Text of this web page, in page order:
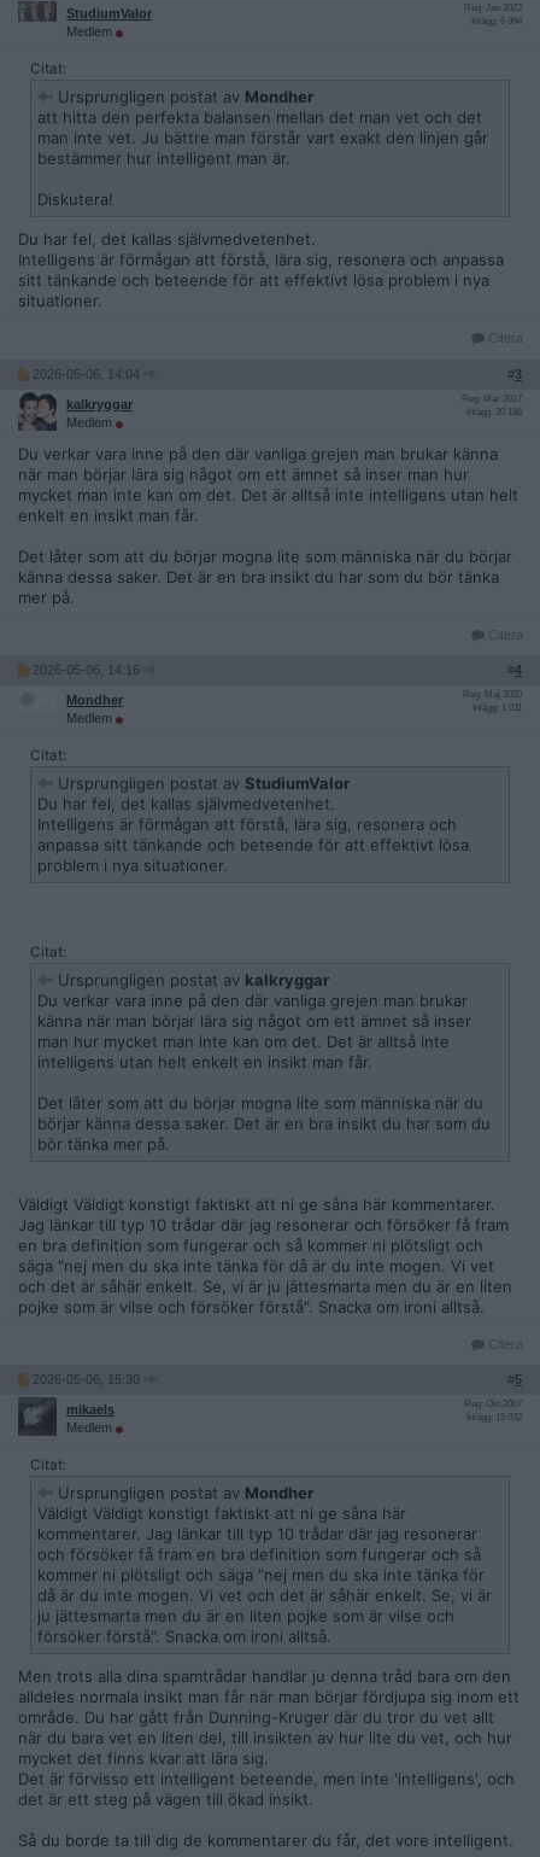
StudiumValor
Medlem
Reg: Jan 2022
Inlägg: 6 994
Citat:
Ursprungligen postat av Mondher
att hitta den perfekta balansen mellan det man vet och det
man inte vet. Ju bättre man förstår vart exakt den linjen går
bestämmer hur intelligent man är.
Diskutera!
Du har fel, det kallas självmedvetenhet.
Intelligens är förmågan att förstå, lära sig, resonera och anpassa
sitt tänkande och beteende för att effektivt lösa problem i nya
situationer.
Citera
2026-05-06, 14:04 #3
kalkryggar
Medlem
Reg: Mar 2017
Inlägg: 20 186
Du verkar vara inne på den där vanliga grejen man brukar känna
när man börjar lära sig något om ett ämnet så inser man hur
mycket man inte kan om det. Det är alltså inte intelligens utan helt
enkelt en insikt man får.
Det låter som att du börjar mogna lite som människa när du börjar
känna dessa saker. Det är en bra insikt du har som du bör tänka
mer på.
Citera
2026-05-06, 14:16 #4
Mondher
Medlem
Reg: Maj 2020
Inlägg: 1 011
Citat:
Ursprungligen postat av StudiumValor
Du har fel, det kallas självmedvetenhet.
Intelligens är förmågan att förstå, lära sig, resonera och
anpassa sitt tänkande och beteende för att effektivt lösa
problem i nya situationer.
Citat:
Ursprungligen postat av kalkryggar
Du verkar vara inne på den där vanliga grejen man brukar
känna när man börjar lära sig något om ett ämnet så inser
man hur mycket man inte kan om det. Det är alltså inte
intelligens utan helt enkelt en insikt man får.
Det låter som att du börjar mogna lite som människa när du
börjar känna dessa saker. Det är en bra insikt du har som du
bör tänka mer på.
Väldigt Väldigt konstigt faktiskt att ni ge såna här kommentarer.
Jag länkar till typ 10 trådar där jag resonerar och försöker få fram
en bra definition som fungerar och så kommer ni plötsligt och
säga "nej men du ska inte tänka för då är du inte mogen. Vi vet
och det är såhär enkelt. Se, vi är ju jättesmarta men du är en liten
pojke som är vilse och försöker förstå". Snacka om ironi alltså.
Citera
2026-05-06, 15:30 #5
mikaels
Medlem
Reg: Okt 2007
Inlägg: 15 032
Citat:
Ursprungligen postat av Mondher
Väldigt Väldigt konstigt faktiskt att ni ge såna här
kommentarer. Jag länkar till typ 10 trådar där jag resonerar
och försöker få fram en bra definition som fungerar och så
kommer ni plötsligt och säga "nej men du ska inte tänka för
då är du inte mogen. Vi vet och det är såhär enkelt. Se, vi är
ju jättesmarta men du är en liten pojke som är vilse och
försöker förstå". Snacka om ironi alltså.
Men trots alla dina spamtrådar handlar ju denna tråd bara om den
alldeles normala insikt man får när man börjar fördjupa sig inom ett
område. Du har gått från Dunning-Kruger där du tror du vet allt
när du bara vet en liten del, till insikten av hur lite du vet, och hur
mycket det finns kvar att lära sig.
Det är förvisso ett intelligent beteende, men inte 'intelligens', och
det är ett steg på vägen till ökad insikt.
Så du borde ta till dig de kommentarer du får, det vore intelligent.